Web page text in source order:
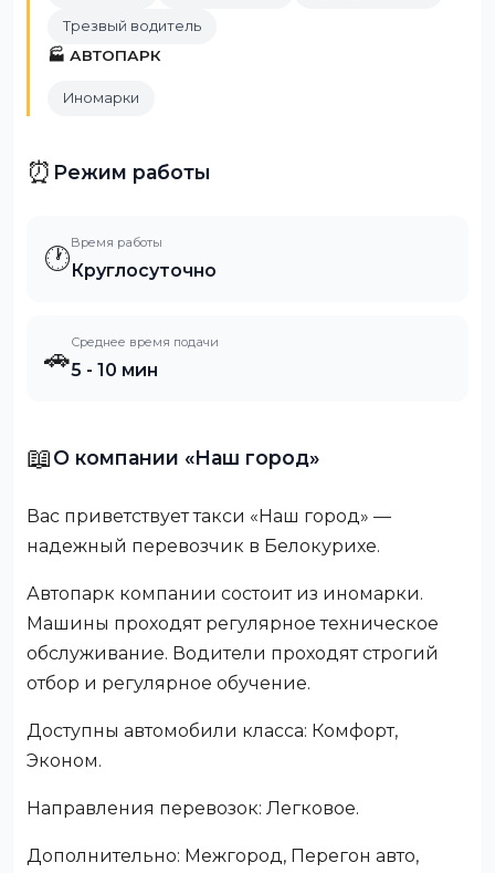
Трезвый водитель
🏭 АВТОПАРК
Иномарки
⏰ Режим работы
🕐Время работы
Круглосуточно
🚗Среднее время подачи
5 - 10 мин
📖О компании «Наш город»
Вас приветствует такси «Наш город» —
надежный перевозчик в Белокурихе.
Автопарк компании состоит из иномарки.
Машины проходят регулярное техническое
обслуживание. Водители проходят строгий
отбор и регулярное обучение.
Доступны автомобили класса: Комфорт,
Эконом.
Направления перевозок: Легковое.
Дополнительно: Межгород, Перегон авто,